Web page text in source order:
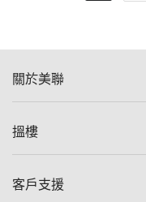
關於美聯
美聯集團
人才招募
搵樓
一手新盤
客戶支援